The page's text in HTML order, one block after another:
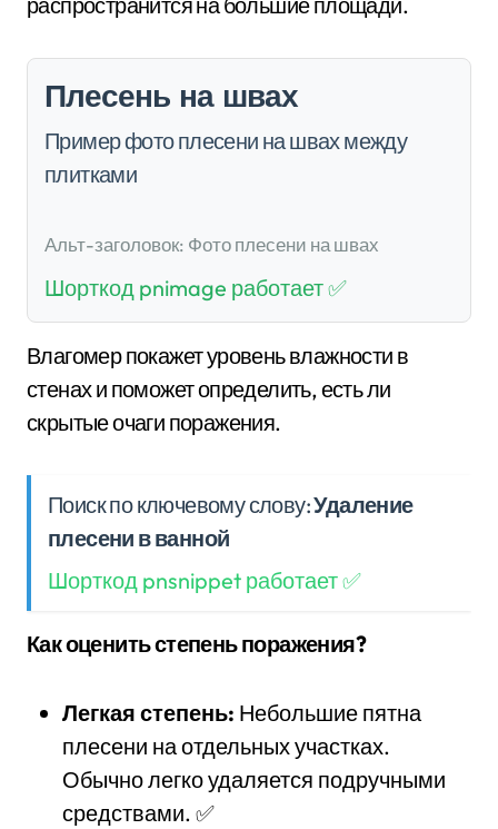
Плесень на швах
Пример фото плесени на швах между
плитками
Альт-заголовок: Фото плесени на швах
Шорткод pnimage работает ✅
Влагомер покажет уровень влажности в
стенах и поможет определить, есть ли
скрытые очаги поражения.
Поиск по ключевому слову:Удаление
плесени в ванной
Шорткод pnsnippet работает ✅
Как оценить степень поражения?
Легкая степень: Небольшие пятна
плесени на отдельных участках.
Обычно легко удаляется подручными
средствами. ✅